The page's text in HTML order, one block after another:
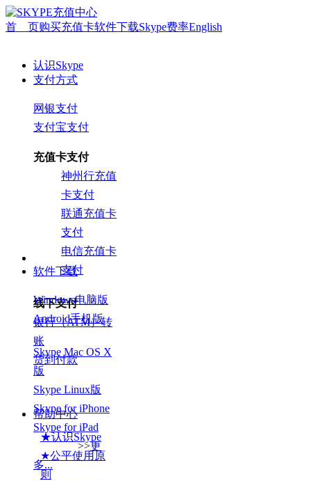
首 页购买充值卡软件下载Skype费率English
认识Skype
支付方式
网银支付
支付宝支付
充值卡支付
神州行充值
卡支付
联通充值卡
支付
电信充值卡
支付
线下支付
银行（ATM）转
账
货到付款
软件下载
Windows电脑版
Android手机版
Skype Mac OS X
版
Skype Linux版
Skype for iPhone
Skype for iPad
>>更
多...
帮助中心
★认识Skype
★公平使用原
则